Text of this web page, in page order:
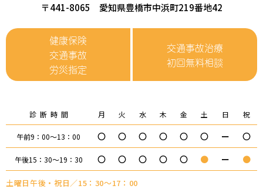
〒441-8065 愛知県豊橋市中浜町219番地42
健康保険
交通事故
労災指定
交通事故治療
初回無料相談
診断時間 月 火 水 木 金 土 日 祝
午前9：00～13：00 〇 〇 〇 〇 〇 〇 ー 〇
午後15：30～19：30 〇 〇 〇 〇 〇 ● ー ●
土曜日午後・祝日／15：30～17：00